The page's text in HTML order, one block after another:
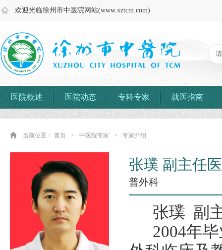
欢迎光临徐州市中医院网站(www.xztcm.com)
医院概述 医院动态 专科专家 就医指南
当前位置： 首页 > 中医院专家 > 专家介绍
张璞 副主任
普外科
张璞 副主
2004年毕